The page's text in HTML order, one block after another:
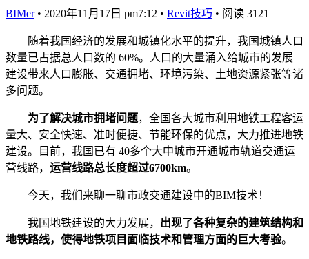
BIMer • 2020年11月17日 pm7:12 • Revit技巧 • 阅读 3121
随着我国经济的发展和城镇化水平的提升，我国城镇人口
数量已占据总人口数的 60%。人口的大量涌入给城市的发展
建设带来人口膨胀、交通拥堵、环境污染、土地资源紧张等诸
多问题。
为了解决城市拥堵问题，全国各大城市利用地铁工程客运
量大、安全快速、准时便捷、节能环保的优点，大力推进地铁
建设。目前，我国已有 40多个大中城市开通城市轨道交通运
营线路， 运营线路总长度超过6700km。
今天，我们来聊一聊市政交通建设中的BIM技术！
我国地铁建设的大力发展， 出现了各种复杂的建筑结构和
地铁路线，使得地铁项目面临技术和管理方面的巨大考验。